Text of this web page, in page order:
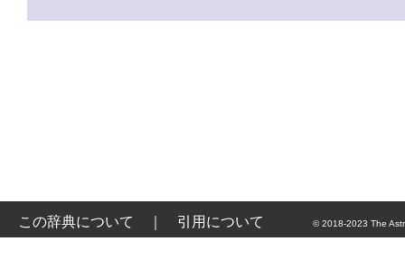
この辞典について 引用について © 2018-2023 The